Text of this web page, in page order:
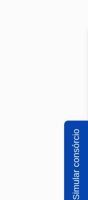
Simular consórcio